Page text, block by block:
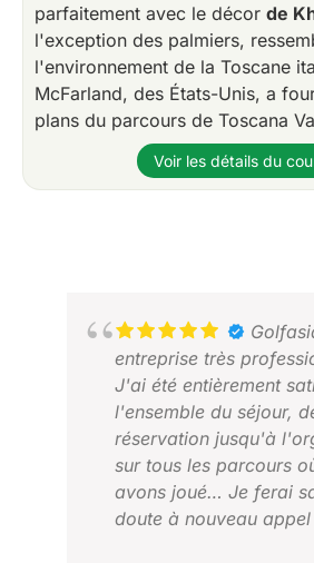
parfaitement avec le décor de
l'exception des palmiers,
l'environnement de la Toscane
McFarland, des États-Unis, a
plans du parcours de Toscana
Voir les détails du
entreprise très
J'ai été entièrement
l'ensemble du séjour,
réservation jusqu'à
sur tous les parcours
avons joué… Je ferai
doute à nouveau